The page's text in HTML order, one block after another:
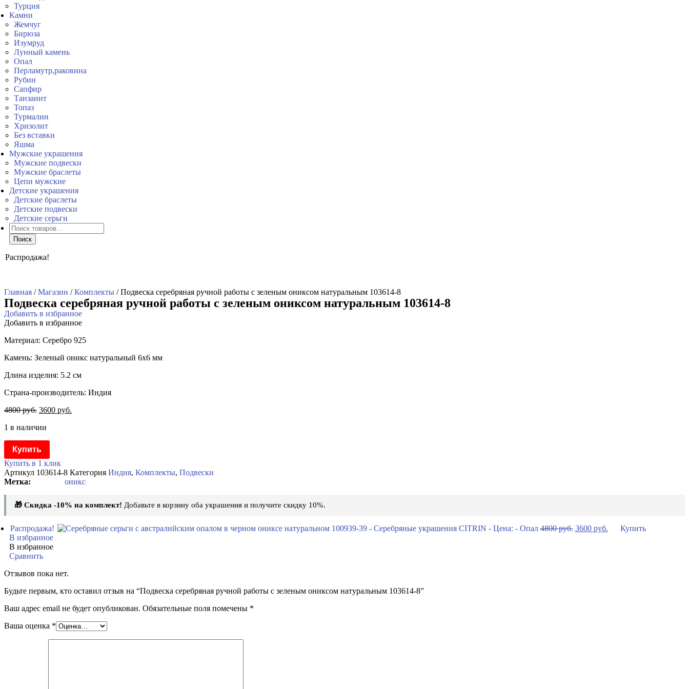
Турция
Камни
Жемчуг
Бирюза
Изумруд
Лунный камень
Опал
Перламутр,раковина
Рубин
Сапфир
Танзанит
Топаз
Турмалин
Хризолит
Без вставки
Яшма
Мужские украшения
Мужские подвески
Мужские браслеты
Цепи мужские
Детские украшения
Детские браслеты
Детские подвески
Детские серьги
Поиск
товаров
Поиск
Распродажа!
Главная /Магазин /Комплекты / Подвеска серебряная ручной работы с зеленым ониксом натуральным 103614-8
Подвеска серебряная ручной работы с зеленым ониксом натуральным 103614-8
Добавить в избранное
Добавить в избранное
Материал: Серебро 925
Камень: Зеленый оникс натуральный 6х6 мм
Длина изделия: 5.2 см
Страна-производитель: Индия
4800руб. 3600 руб.
1 в наличии
Купить
Купить в 1 клик
Артикул 103614-8 Категория Индия, Комплекты, Подвески
оникс
🎁 Скидка -10% на комплект! Добавьте в корзину оба украшения и получите скидку 10%.
Распродажа! 4800руб. 3600 руб.
Купить
В избранное
В избранное
Сравнить
Отзывов пока нет.
Будьте первым, кто оставил отзыв на “Подвеска серебряная ручной работы с зеленым ониксом натуральным 103614-8”
Ваш адрес email не будет опубликован. Обязательные поля помечены *
Ваша оценка *